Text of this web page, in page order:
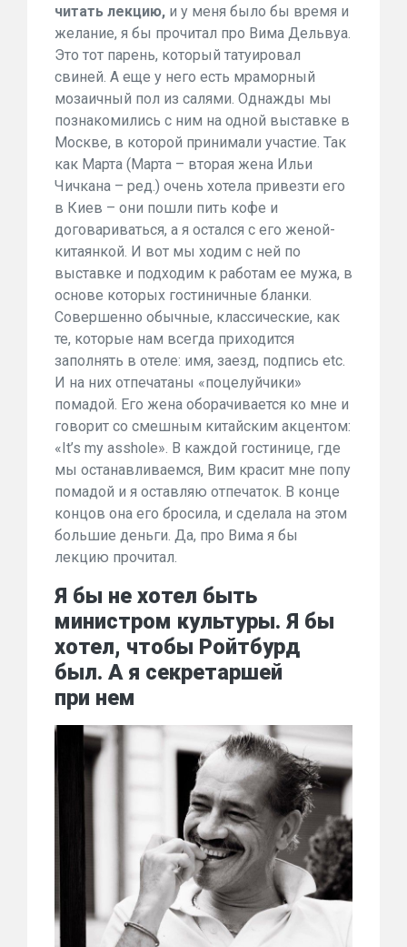
читать лекцию, и у меня было бы время и
желание, я бы прочитал про Вима Дельвуа.
Это тот парень, который татуировал
свиней. А еще у него есть мраморный
мозаичный пол из салями. Однажды мы
познакомились с ним на одной выставке в
Москве, в которой принимали участие. Так
как Марта (Марта – вторая жена Ильи
Чичкана – ред.) очень хотела привезти его
в Киев – они пошли пить кофе и
договариваться, а я остался с его женой-
китаянкой. И вот мы ходим с ней по
выставке и подходим к работам ее мужа, в
основе которых гостиничные бланки.
Совершенно обычные, классические, как
те, которые нам всегда приходится
заполнять в отеле: имя, заезд, подпись etc.
И на них отпечатаны «поцелуйчики»
помадой. Его жена оборачивается ко мне и
говорит со смешным китайским акцентом:
«It’s my asshole». В каждой гостинице, где
мы останавливаемся, Вим красит мне попу
помадой и я оставляю отпечаток. В конце
концов она его бросила, и сделала на этом
большие деньги. Да, про Вима я бы
лекцию прочитал.
Я бы не хотел быть
министром культуры. Я бы
хотел, чтобы Ройтбурд
был. А я секретаршей
при нем